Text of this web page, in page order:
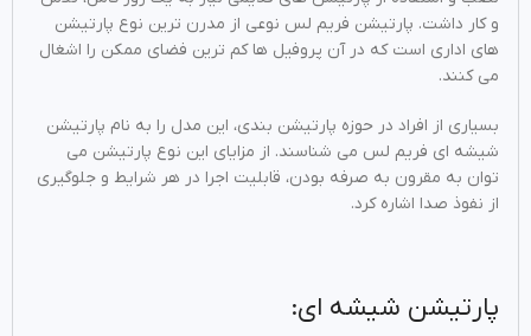
و کار داشت. پارتیشن فریم لس نوعی از مدرن ترین نوع پارتیشن
های اداری است که در آن پروفیل ها کم ترین فضای ممکن را اشغال
می کنند.
بسیاری از افراد در حوزه پارتیشن بندی، این مدل را به نام پارتیشن
شیشه ای فریم لس می شناسند. از مزایای این نوع پارتیشن می
توان به مقرون به صرفه بودن، قابلیت اجرا در هر شرایط و جلوگیری
از نفوذ صدا اشاره کرد.
پارتیشن شیشه ای: